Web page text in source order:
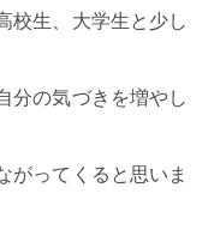
校生、大学生と少し
分の気づきを増やし
がってくると思いま